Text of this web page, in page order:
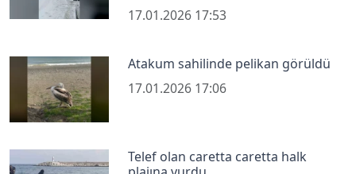
17.01.2026 17:53
Atakum sahilinde pelikan görüldü
17.01.2026 17:06
Telef olan caretta caretta halk